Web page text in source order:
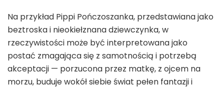
Na przykład Pippi Pończoszanka, przedstawiana jako
beztroska i nieokiełznana dziewczynka, w
rzeczywistości może być interpretowana jako
postać zmagająca się z samotnością i potrzebą
akceptacji — porzucona przez matkę, z ojcem na
morzu, buduje wokół siebie świat pełen fantazji i